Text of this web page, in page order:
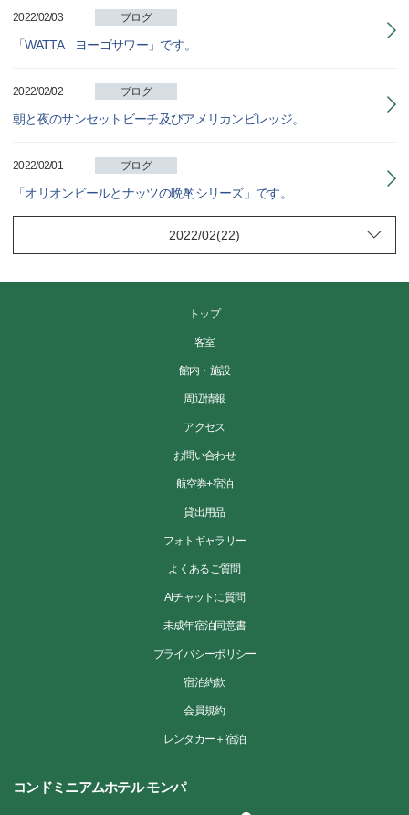
2022/02/03 ブログ
「WATTA ヨーゴサワー」です。
2022/02/02 ブログ
朝と夜のサンセットビーチ及びアメリカンビレッジ。
2022/02/01 ブログ
「オリオンビールとナッツの晩酌シリーズ」です。
トップ
客室
館内・施設
周辺情報
アクセス
お問い合わせ
航空券+宿泊
貸出用品
フォトギャラリー
よくあるご質問
AIチャットに質問
未成年宿泊同意書
プライバシーポリシー
宿泊約款
会員規約
レンタカー＋宿泊
コンドミニアムホテル モンパ